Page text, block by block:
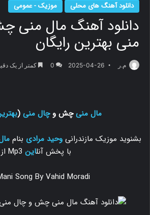
دانلود آهنگ های محلی
موزیک - عمومی
دانلود آهنگ مال منی
منی بهترین رایگان
م.ر 2025-04-26
0 کمتر از یک
مال منیچش وچال منی (
بشنوید موزیک مازندرانی وحید مرادی بنام
با پخش آنلاین
Song By Vahid Moradi